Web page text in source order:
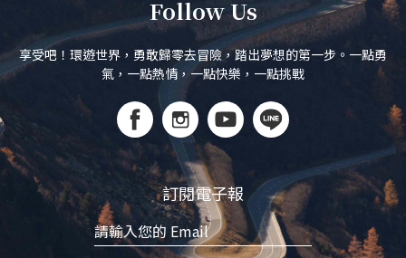
Follow Us
享受吧！環遊世界，勇敢歸零去冒險，踏出夢想的第一步。一點勇
氣，一點熱情，一點快樂，一點挑戰
訂閱電子報